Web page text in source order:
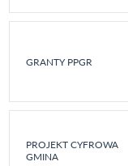
GRANTY PPGR
PROJEKT CYFROWA
GMINA